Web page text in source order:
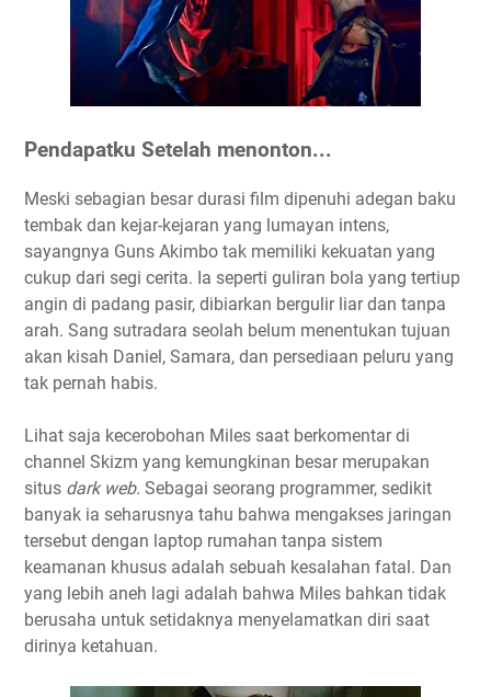
Pendapatku Setelah menonton...
Meski sebagian besar durasi film dipenuhi adegan baku
tembak dan kejar-kejaran yang lumayan intens,
sayangnya Guns Akimbo tak memiliki kekuatan yang
cukup dari segi cerita. Ia seperti guliran bola yang tertiup
angin di padang pasir, dibiarkan bergulir liar dan tanpa
arah. Sang sutradara seolah belum menentukan tujuan
akan kisah Daniel, Samara, dan persediaan peluru yang
tak pernah habis.
Lihat saja kecerobohan Miles saat berkomentar di
channel Skizm yang kemungkinan besar merupakan
situs dark web. Sebagai seorang programmer, sedikit
banyak ia seharusnya tahu bahwa mengakses jaringan
tersebut dengan laptop rumahan tanpa sistem
keamanan khusus adalah sebuah kesalahan fatal. Dan
yang lebih aneh lagi adalah bahwa Miles bahkan tidak
berusaha untuk setidaknya menyelamatkan diri saat
dirinya ketahuan.